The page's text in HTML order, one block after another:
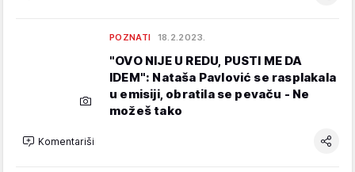
POZNATI 18.2.2023.
"OVO NIJE U REDU, PUSTI ME DA
IDEM": Nataša Pavlović se rasplakala
u emisiji, obratila se pevaču - Ne
možeš tako
Komentariši